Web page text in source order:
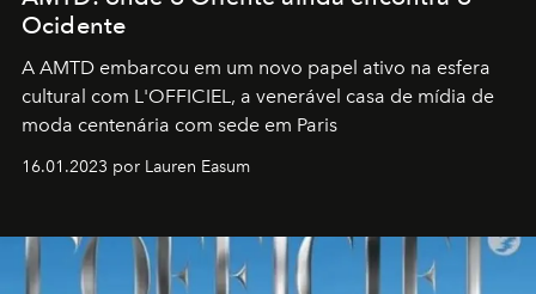
Ocidente
A AMTD embarcou em um novo papel ativo na esfera
cultural com L'OFFICIEL, a venerável casa de mídia de
moda centenária com sede em Paris
16.01.2023 por Lauren Easum